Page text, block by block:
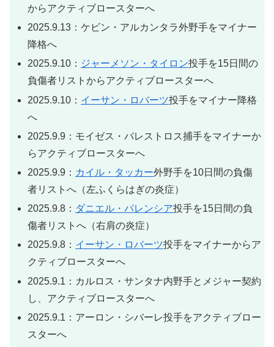
からアクティブロースターへ
2025.9.13：ケビン・アルカンタラ外野手をマイナー
降格へ
2025.9.10： ジャーメソン・タイロン投手を15日間の
負傷者リストからアクティブロースターへ
2025.9.10： イーサン・ロバーツ投手をマイナー降格
へ
2025.9.9：モイゼス・バレストロス捕手をマイナーか
らアクティブロースターへ
2025.9.9： カイル・タッカー外野手を10日間の負傷
者リストへ（左ふくらはぎの炎症）
2025.9.8： ダニエル・パレンシア投手を15日間の負
傷者リストへ（右肩の炎症）
2025.9.8： イーサン・ロバーツ投手をマイナーからア
クティブロースターへ
2025.9.1：カルロス・サンタナ内野手とメジャー契約
し、アクティブロースターへ
2025.9.1：アーロン・シバーレ投手をアクティブロー
スターへ